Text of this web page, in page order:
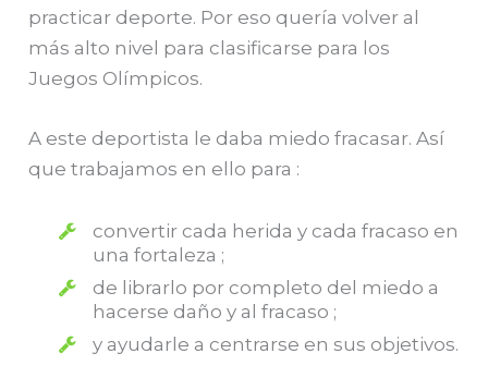
practicar deporte. Por eso quería volver al
más alto nivel para clasificarse para los
Juegos Olímpicos.
A este deportista le daba miedo fracasar. Así
que trabajamos en ello para :
convertir cada herida y cada fracaso en
una fortaleza ;
de librarlo por completo del miedo a
hacerse daño y al fracaso ;
y ayudarle a centrarse en sus objetivos.